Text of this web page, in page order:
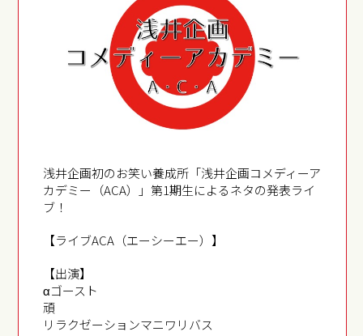
浅井企画初のお笑い養成所「浅井企画コメディーア
カデミー（ACA）」第1期生によるネタの発表ライ
ブ！
【ライブACA（エーシーエー）】
【出演】
αゴースト
頑
リラクゼーションマニワリバス